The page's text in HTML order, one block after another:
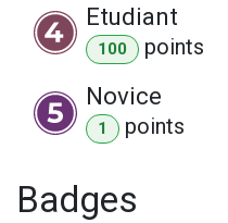
Etudiant
100 points
Novice
1 points
Badges